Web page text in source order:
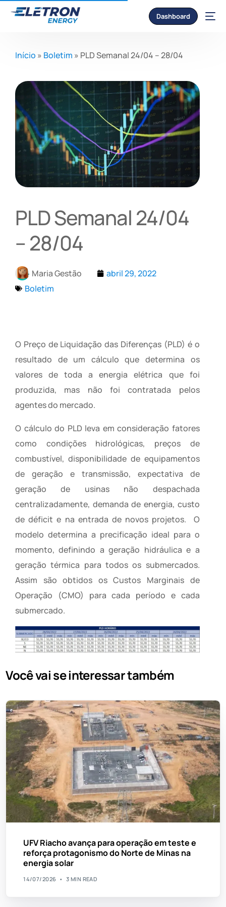
Dashboard
Início » Boletim » PLD Semanal 24/04 – 28/04
PLD Semanal 24/04
– 28/04
Maria Gestão
abril 29, 2022
Boletim
O Preço de Liquidação das Diferenças (PLD) é o
resultado de um cálculo que determina os
valores de toda a energia elétrica que foi
produzida, mas não foi contratada pelos
agentes do mercado.
O cálculo do PLD leva em consideração fatores
como condições hidrológicas, preços de
combustível, disponibilidade de equipamentos
de geração e transmissão, expectativa de
geração de usinas não despachada
centralizadamente, demanda de energia, custo
de déficit e na entrada de novos projetos. O
modelo determina a precificação ideal para o
momento, definindo a geração hidráulica e a
geração térmica para todos os submercados.
Assim são obtidos os Custos Marginais de
Operação (CMO) para cada período e cada
submercado.
Você vai se interessar também
UFV Riacho avança para operação em teste e
reforça protagonismo do Norte de Minas na
energia solar
14/07/2026 3 MIN READ